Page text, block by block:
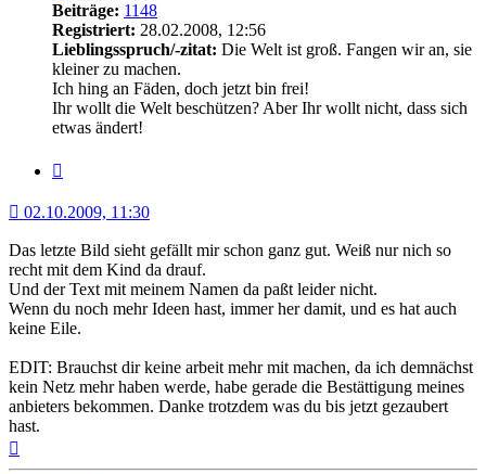
Beiträge: 1148
Registriert: 28.02.2008, 12:56
Lieblingsspruch/-zitat: Die Welt ist groß. Fangen wir an, sie
kleiner zu machen.
Ich hing an Fäden, doch jetzt bin frei!
Ihr wollt die Welt beschützen? Aber Ihr wollt nicht, dass sich
etwas ändert!
02.10.2009, 11:30
Das letzte Bild sieht gefällt mir schon ganz gut. Weiß nur nich so
recht mit dem Kind da drauf.
Und der Text mit meinem Namen da paßt leider nicht.
Wenn du noch mehr Ideen hast, immer her damit, und es hat auch
keine Eile.
EDIT: Brauchst dir keine arbeit mehr mit machen, da ich demnächst
kein Netz mehr haben werde, habe gerade die Bestättigung meines
anbieters bekommen. Danke trotzdem was du bis jetzt gezaubert
hast.